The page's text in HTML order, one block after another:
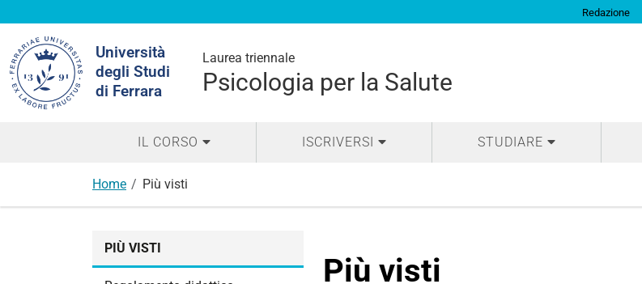
Redazione
Università
degli Studi
di Ferrara
Laurea triennale
Psicologia per la Salute
nel
sito
IL CORSO ISCRIVERSI STUDIARE
Home Più visti
Più visti
PIÙ VISTI